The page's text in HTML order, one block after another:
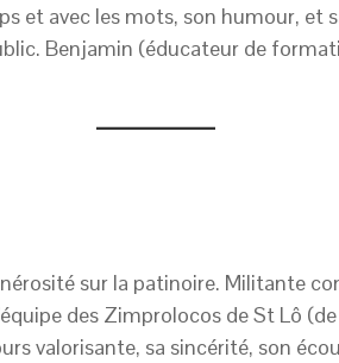
et avec les mots, son humour,
Benjamin (éducateur de
sur la patinoire. Militante
des Zimprolocos de St Lô
valorisante, sa sincérité, son